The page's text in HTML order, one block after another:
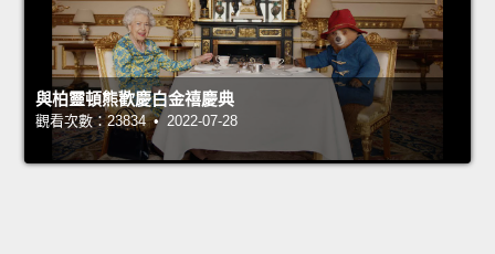
與柏靈頓熊歡慶白金禧慶典
觀看次數：23834 • 2022-07-28